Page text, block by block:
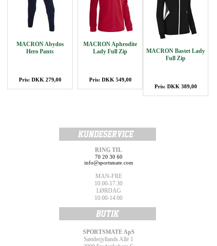
MACRON Abydos
Hero Pants
Pris: DKK 279,00
MACRON Aphrodite
Lady Full Zip
Pris: DKK 549,00
MACRON Bastet Lady
Full Zip
Pris: DKK 389,00
RING TIL
70 20 30 60
info@sportsmate.com
MAN-FRE
10.00-17.30
LØRDAG
10.00-14.00
SPORTSMATE ApS
Sønderjyllands Allé 1